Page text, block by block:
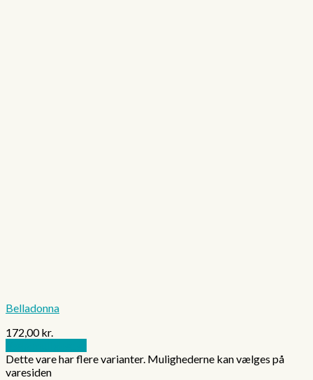
Belladonna
172,00kr.
Dette vare har flere varianter. Mulighederne kan vælges på
varesiden